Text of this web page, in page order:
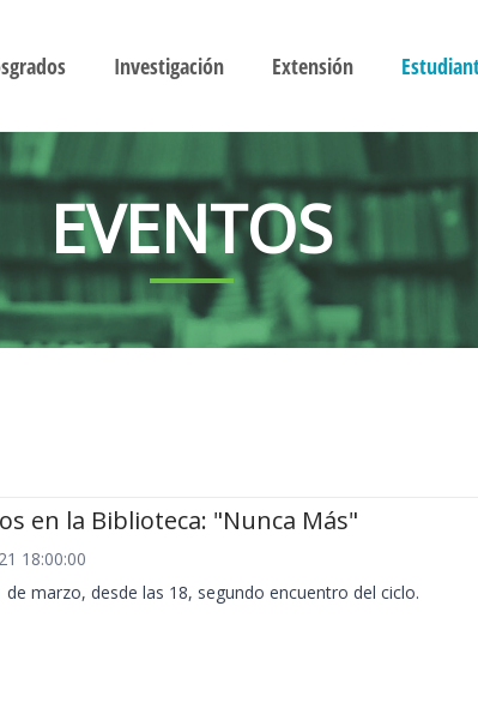
Investigación Extensión
EVENTOS
en la Biblioteca: "Nunca Más"
18:00:00
de marzo, desde las 18, segundo encuentro del ciclo.